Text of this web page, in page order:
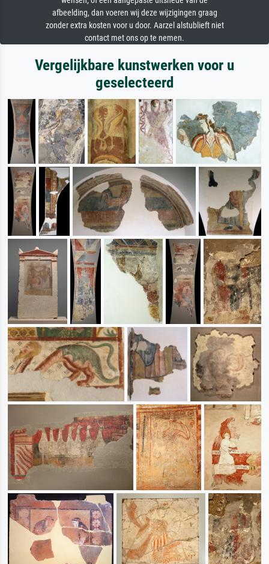
afbeelding, dan voeren wij deze wijzigingen graag
zonder extra kosten voor u door. Aarzel alstublieft niet
contact met ons op te nemen.
Vergelijkbare kunstwerken voor u
geselecteerd